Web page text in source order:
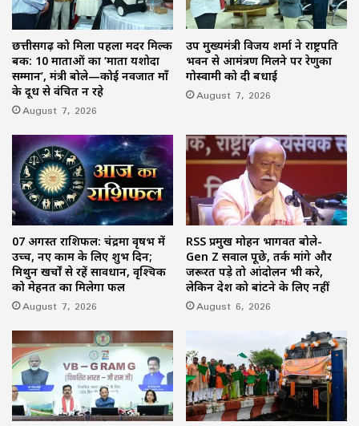
छत्तीसगढ़ को मिला पहला मदर मिल्क
बैंक: 10 माताओं का ‘माता यशोदा
सम्मान’, मंत्री बोले—कोई नवजात माँ
के दूध से वंचित न रहे
August 7, 2026
उप मुख्यमंत्री विजय शर्मा ने राष्ट्रपति
भवन से आमंत्रण मिलने पर रेणुका
गोस्वामी को दी बधाई
August 7, 2026
07 अगस्त राशिफल: चंद्रमा वृषभ में
उच्च, नए काम के लिए शुभ दिन;
मिथुन खर्चों से रहें सावधान, वृश्चिक
को मेहनत का मिलेगा फल
August 7, 2026
RSS प्रमुख मोहन भागवत बोले-
Gen Z सवाल पूछे, तर्क मांगे और
जरूरत पड़े तो आंदोलन भी करे,
लेकिन देश को बांटने के लिए नहीं
August 6, 2026